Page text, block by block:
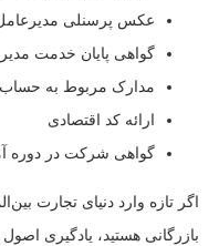
عکس پرسنلی
گواهی پایان خدمت
مدارک مربوط به
ارائه کد اقتصادی
گواهی شرکت در دوره
اگر تازه وارد دنیای تجارت
بازرگانی هستید، یادگیری اصول